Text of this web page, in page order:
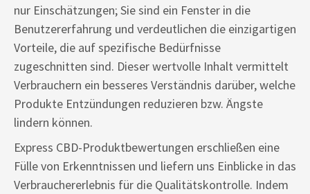
nur Einschätzungen; Sie sind ein Fenster in die
Benutzererfahrung und verdeutlichen die einzigartigen
Vorteile, die auf spezifische Bedürfnisse
zugeschnitten sind. Dieser wertvolle Inhalt vermittelt
Verbrauchern ein besseres Verständnis darüber, welche
Produkte Entzündungen reduzieren bzw. Ängste
lindern können.
Express CBD-Produktbewertungen erschließen eine
Fülle von Erkenntnissen und liefern uns Einblicke in das
Verbrauchererlebnis für die Qualitätskontrolle. Indem